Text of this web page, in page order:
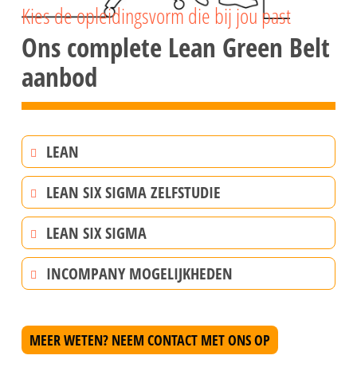
Kies de opleidingsvorm die bij jou past
Ons complete Lean Green Belt
aanbod
LEAN
LEAN SIX SIGMA ZELFSTUDIE
LEAN SIX SIGMA
INCOMPANY MOGELIJKHEDEN
MEER WETEN? NEEM CONTACT MET ONS OP